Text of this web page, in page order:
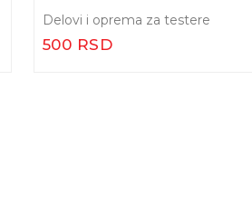
Delovi i oprema za testere
500 RSD